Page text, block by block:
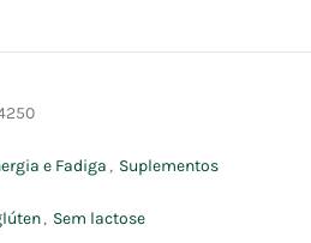
e Fadiga , Suplementos
, Sem lactose